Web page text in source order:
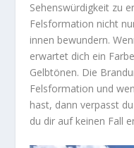
Sehenswürdigkeit zu
Felsformation nicht
innen bewundern.
erwartet dich ein
Gelbtönen. Die
Felsformation und
hast, dann verpasst
du dir auf keinen Fall